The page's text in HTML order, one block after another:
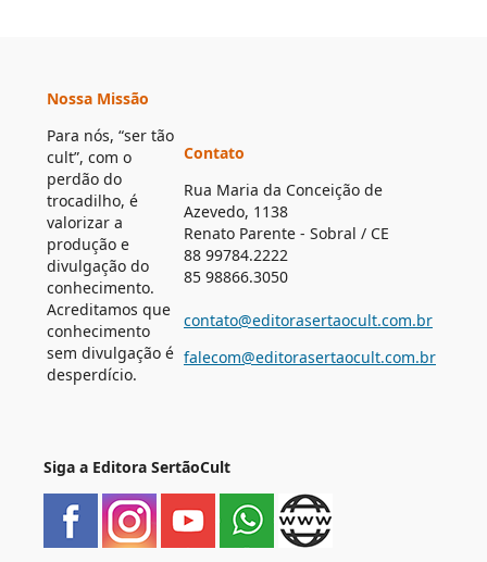
Nossa Missão
Para nós, “ser tão
cult”, com o
perdão do
trocadilho, é
valorizar a
produção e
divulgação do
conhecimento.
Acreditamos que
conhecimento
sem divulgação é
desperdício.
Contato
Rua Maria da Conceição de
Azevedo, 1138
Renato Parente - Sobral / CE
88 99784.2222
85 98866.3050
contato@editorasertaocult.com.br
falecom@editorasertaocult.com.br
Siga a Editora SertãoCult